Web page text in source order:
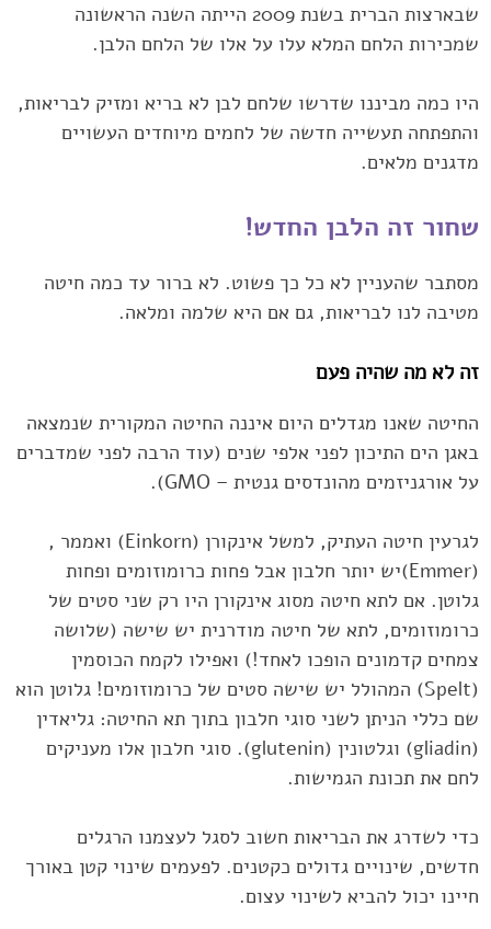
שבארצות הברית בשנת 2009 הייתה ‏השנה הראשונה
שמכירות הלחם המלא עלו על אלו של הלחם הלבן.‏
היו כמה מביננו שדרשו שלחם לבן לא בריא ומזיק לבריאות,
והתפתחה תעשייה חדשה של לחמים מיוחדים ‏העשויים
מדגנים מלאים. ‏
שחור זה הלבן החדש!‏
מסתבר שהעניין לא כל כך פשוט. לא ברור עד כמה חיטה
מטיבה לנו לבריאות, גם אם היא שלמה ומלאה.‏
זה לא מה שהיה פעם
החיטה שאנו מגדלים היום איננה החיטה המקורית שנמצאה
באגן הים התיכון לפני אלפי שנים (עוד ‏הרבה לפני שמדברים
על אורגניזמים מהונדסים גנטית‎ ‎‏– ‏GMO‏).‏
לגרעין חיטה העתיק, למשל אינקורן ‏‎(Einkorn)‎‏ ואממר ‏‎ ,
(Emmer)‎יש יותר חלבון אבל פחות כרומוזומים ‏ופחות
גלוטן. אם לתא חיטה מסוג אינקורן היו רק שני סטים של
כרומוזומים, לתא של חיטה מודרנית יש ‏שישה (שלושה
צמחים קדמונים הופכו לאחד!) ואפילו לקמח הכוסמין
‏‎(Spelt)‎‏ המהולל יש שישה סטים של ‏כרומוזומים! גלוטן הוא
שם כללי הניתן לשני סוגי חלבון בתוך תא החיטה: גליאדין
(‏gliadin‏) וגלטונין ‏‏(‏glutenin‏). סוגי חלבון אלו מעניקים
לחם את תכונת הגמישות.‏
כדי לשדרג את הבריאות חשוב לסגל לעצמנו הרגלים
חדשים, שינויים גדולים כקטנים. לפעמים שינוי קטן ‏באורך
חיינו יכול להביא לשינוי עצום.‏